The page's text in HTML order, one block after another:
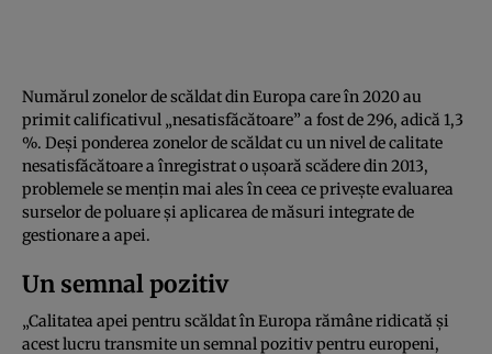
Numărul zonelor de scăldat din Europa care în 2020 au
primit calificativul „nesatisfăcătoare” a fost de 296, adică 1,3
%. Deși ponderea zonelor de scăldat cu un nivel de calitate
nesatisfăcătoare a înregistrat o ușoară scădere din 2013,
problemele se mențin mai ales în ceea ce privește evaluarea
surselor de poluare și aplicarea de măsuri integrate de
gestionare a apei.
Un semnal pozitiv
„Calitatea apei pentru scăldat în Europa rămâne ridicată și
acest lucru transmite un semnal pozitiv pentru europeni,